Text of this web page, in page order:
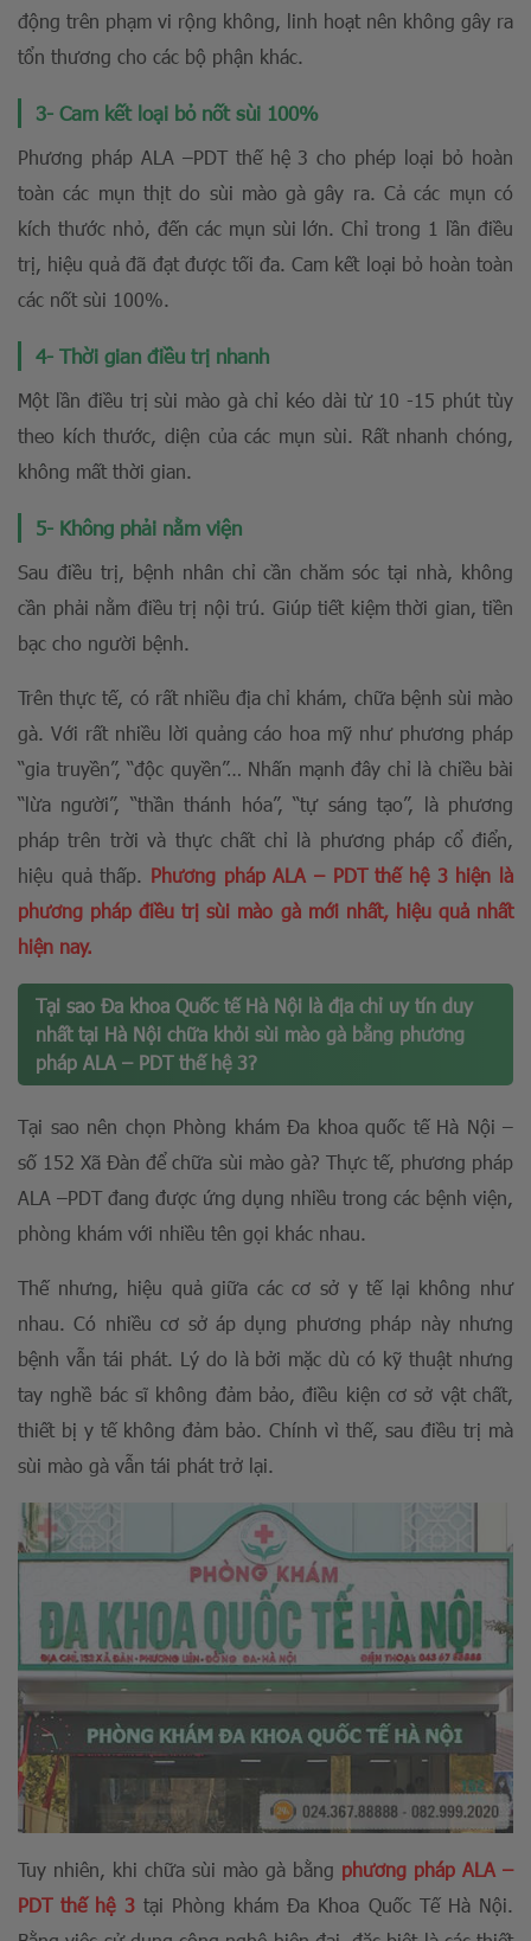
động trên phạm vi rộng không, linh hoạt nên không gây ra
tổn thương cho các bộ phận khác.
3- Cam kết loại bỏ nốt sùi 100%
Phương pháp ALA –PDT thế hệ 3 cho phép loại bỏ hoàn
toàn các mụn thịt do sùi mào gà gây ra. Cả các mụn có
kích thước nhỏ, đến các mụn sùi lớn. Chỉ trong 1 lần điều
trị, hiệu quả đã đạt được tối đa. Cam kết loại bỏ hoàn toàn
các nốt sùi 100%.
4- Thời gian điều trị nhanh
Một lần điều trị sùi mào gà chỉ kéo dài từ 10 -15 phút tùy
theo kích thước, diện của các mụn sùi. Rất nhanh chóng,
không mất thời gian.
5- Không phải nằm viện
Sau điều trị, bệnh nhân chỉ cần chăm sóc tại nhà, không
cần phải nằm điều trị nội trú. Giúp tiết kiệm thời gian, tiền
bạc cho người bệnh.
Trên thực tế, có rất nhiều địa chỉ khám, chữa bệnh sùi mào
gà. Với rất nhiều lời quảng cáo hoa mỹ như phương pháp
“gia truyền”, “độc quyền”… Nhấn mạnh đây chỉ là chiều bài
“lừa người”, “thần thánh hóa”, “tự sáng tạo”, là phương
pháp trên trời và thực chất chỉ là phương pháp cổ điển,
hiệu quả thấp. Phương pháp ALA – PDT thế hệ 3 hiện là
phương pháp điều trị sùi mào gà mới nhất, hiệu quả nhất
hiện nay.
Tại sao Đa khoa Quốc tế Hà Nội là địa chỉ uy tín duy
nhất tại Hà Nội chữa khỏi sùi mào gà bằng phương
pháp ALA – PDT thế hệ 3?
Tại sao nên chọn Phòng khám Đa khoa quốc tế Hà Nội –
số 152 Xã Đàn để chữa sùi mào gà? Thực tế, phương pháp
ALA –PDT đang được ứng dụng nhiều trong các bệnh viện,
phòng khám với nhiều tên gọi khác nhau.
Thế nhưng, hiệu quả giữa các cơ sở y tế lại không như
nhau. Có nhiều cơ sở áp dụng phương pháp này nhưng
bệnh vẫn tái phát. Lý do là bởi mặc dù có kỹ thuật nhưng
tay nghề bác sĩ không đảm bảo, điều kiện cơ sở vật chất,
thiết bị y tế không đảm bảo. Chính vì thế, sau điều trị mà
sùi mào gà vẫn tái phát trở lại.
Tuy nhiên, khi chữa sùi mào gà bằng phương pháp ALA –
PDT thế hệ 3tại Phòng khám Đa Khoa Quốc Tế Hà Nội.